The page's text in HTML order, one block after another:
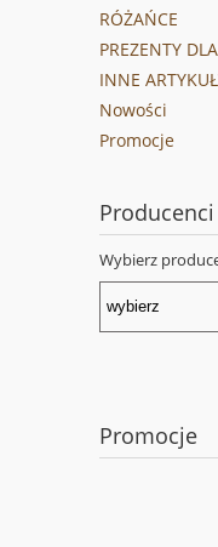
RÓŻAŃCE
PREZENTY
INNE
Nowości
Promocje
Producenci
Wybierz
Promocje